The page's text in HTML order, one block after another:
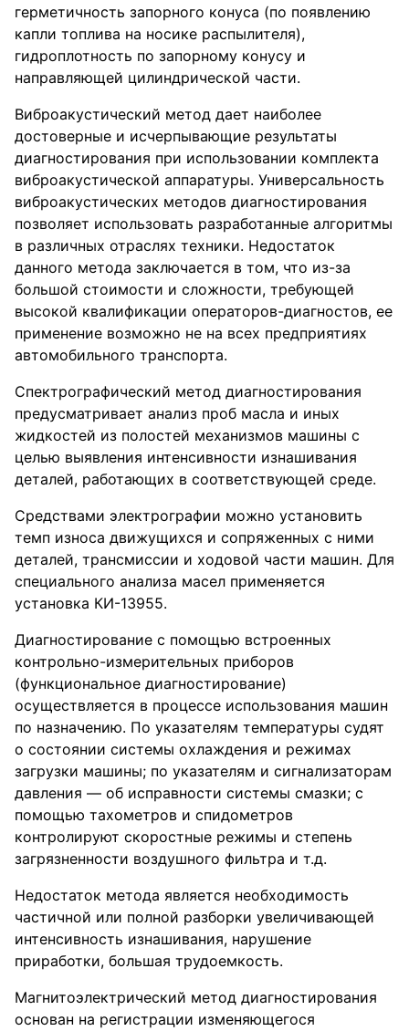
герметичность запорного конуса (по появлению
капли топлива на носике распылителя),
гидроплотность по запорному конусу и
направляющей цилиндрической части.
Виброакустический метод дает наиболее
достоверные и исчерпывающие результаты
диагностирования при использовании комплекта
виброакустической аппаратуры. Универсальность
виброакустических методов диагностирования
позволяет использовать разработанные алгоритмы
в различных отраслях техники. Недостаток
данного метода заключается в том, что из-за
большой стоимости и сложности, требующей
высокой квалификации операторов-диагностов, ее
применение возможно не на всех предприятиях
автомобильного транспорта.
Спектрографический метод диагностирования
предусматривает анализ проб масла и иных
жидкостей из полостей механизмов машины с
целью выявления интенсивности изнашивания
деталей, работающих в соответствующей среде.
Средствами электрографии можно установить
темп износа движущихся и сопряженных с ними
деталей, трансмиссии и ходовой части машин. Для
специального анализа масел применяется
установка КИ-13955.
Диагностирование с помощью встроенных
контрольно-измерительных приборов
(функциональное диагностирование)
осуществляется в процессе использования машин
по назначению. По указателям температуры судят
о состоянии системы охлаждения и режимах
загрузки машины; по указателям и сигнализаторам
давления — об исправности системы смазки; с
помощью тахометров и спидометров
контролируют скоростные режимы и степень
загрязненности воздушного фильтра и т.д.
Недостаток метода является необходимость
частичной или полной разборки увеличивающей
интенсивность изнашивания, нарушение
приработки, большая трудоемкость.
Магнитоэлектрический метод диагностирования
основан на регистрации изменяющегося